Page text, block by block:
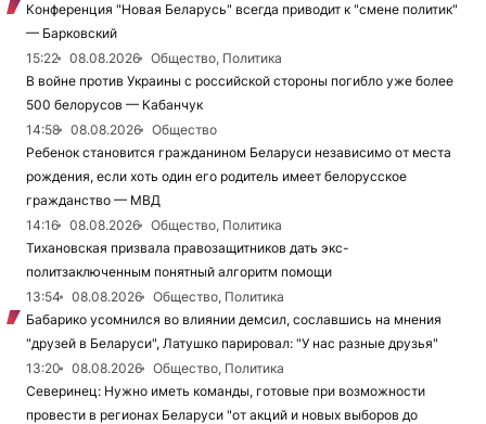
Конференция "Новая Беларусь" всегда приводит к "смене политик"
— Барковский
15:22
08.08.2026
Общество, Политика
В войне против Украины с российской стороны погибло уже более
500 белорусов — Кабанчук
14:58
08.08.2026
Общество
Ребенок становится гражданином Беларуси независимо от места
рождения, если хоть один его родитель имеет белорусское
гражданство — МВД
14:16
08.08.2026
Общество, Политика
Тихановская призвала правозащитников дать экс-
политзаключенным понятный алгоритм помощи
13:54
08.08.2026
Общество, Политика
Бабарико усомнился во влиянии демсил, сославшись на мнения
"друзей в Беларуси", Латушко парировал: "У нас разные друзья"
13:20
08.08.2026
Общество, Политика
Северинец: Нужно иметь команды, готовые при возможности
провести в регионах Беларуси "от акций и новых выборов до